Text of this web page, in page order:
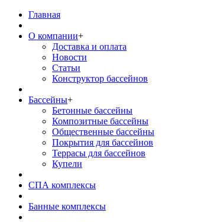
Главная
О компании+
Доставка и оплата
Новости
Статьи
Конструктор бассейнов
Бассейны+
Бетонные бассейны
Композитные бассейны
Общественные бассейны
Покрытия для бассейнов
Террасы для бассейнов
Купели
СПА комплексы
Банные комплексы